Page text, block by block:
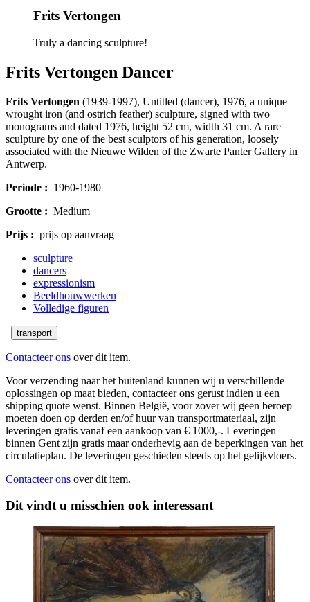
Frits Vertongen
Truly a dancing sculpture!
Frits Vertongen Dancer
Frits Vertongen (1939-1997), Untitled (dancer), 1976, a unique
wrought iron (and ostrich feather) sculpture, signed with two
monograms and dated 1976, height 52 cm, width 31 cm. A rare
sculpture by one of the best sculptors of his generation, loosely
associated with the Nieuwe Wilden of the Zwarte Panter Gallery in
Antwerp.
Periode : 1960-1980
Grootte : Medium
Prijs : prijs op aanvraag
sculpture
dancers
expressionism
Beeldhouwwerken
Volledige figuren
transport
Contacteer ons over dit item.
Voor verzending naar het buitenland kunnen wij u verschillende
oplossingen op maat bieden, contacteer ons gerust indien u een
shipping quote wenst. Binnen België, voor zover wij geen beroep
moeten doen op derden en/of huur van transportmateriaal, zijn
leveringen gratis vanaf een aankoop van € 1000,-. Leveringen
binnen Gent zijn gratis maar onderhevig aan de beperkingen van het
circulatieplan. De leveringen geschieden steeds op het gelijkvloers.
Contacteer ons over dit item.
Dit vindt u misschien ook interessant